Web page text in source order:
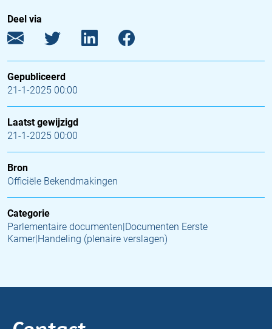
Deel via
Gepubliceerd
21-1-2025 00:00
Laatst gewijzigd
21-1-2025 00:00
Bron
Officiële Bekendmakingen
Categorie
Parlementaire documenten|Documenten Eerste
Kamer|Handeling (plenaire verslagen)